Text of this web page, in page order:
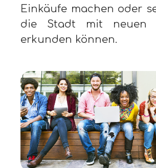
Einkäufe machen oder
die Stadt mit neuen
erkunden können.